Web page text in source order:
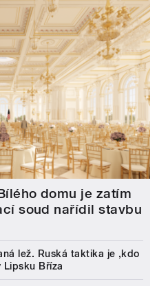
domu je zatím
soud nařídil stavbu
lež. Ruská taktika je ‚kdo
Lipsku Bříza